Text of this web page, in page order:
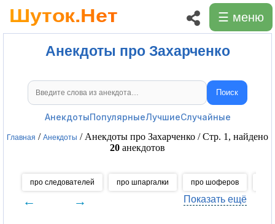
☰ меню
Анекдоты про Захарченко
Поиск анекдотов Поиск
АнекдотыПопулярныеЛучшиеСлучайные
Главная / Анекдоты / Анекдоты про Захарченко / Стр. 1, найдено
20 анекдотов
про следователей про шпаргалки про шоферов
← → Показать ещё